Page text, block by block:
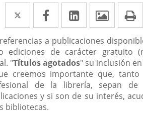
Twitter
Enlace
a
una
aplicación
externa.
Facebook
Enlace
a
una
aplicación
externa.
Linkedin
Enlace
a
una
aplicación
externa.
a publicaciones
ediciones de carácter gratuito
"Títulos agotados" su inclusión
creemos importante que, tanto
de la librería, sepan de
y si son de su interés,
bibliotecas.